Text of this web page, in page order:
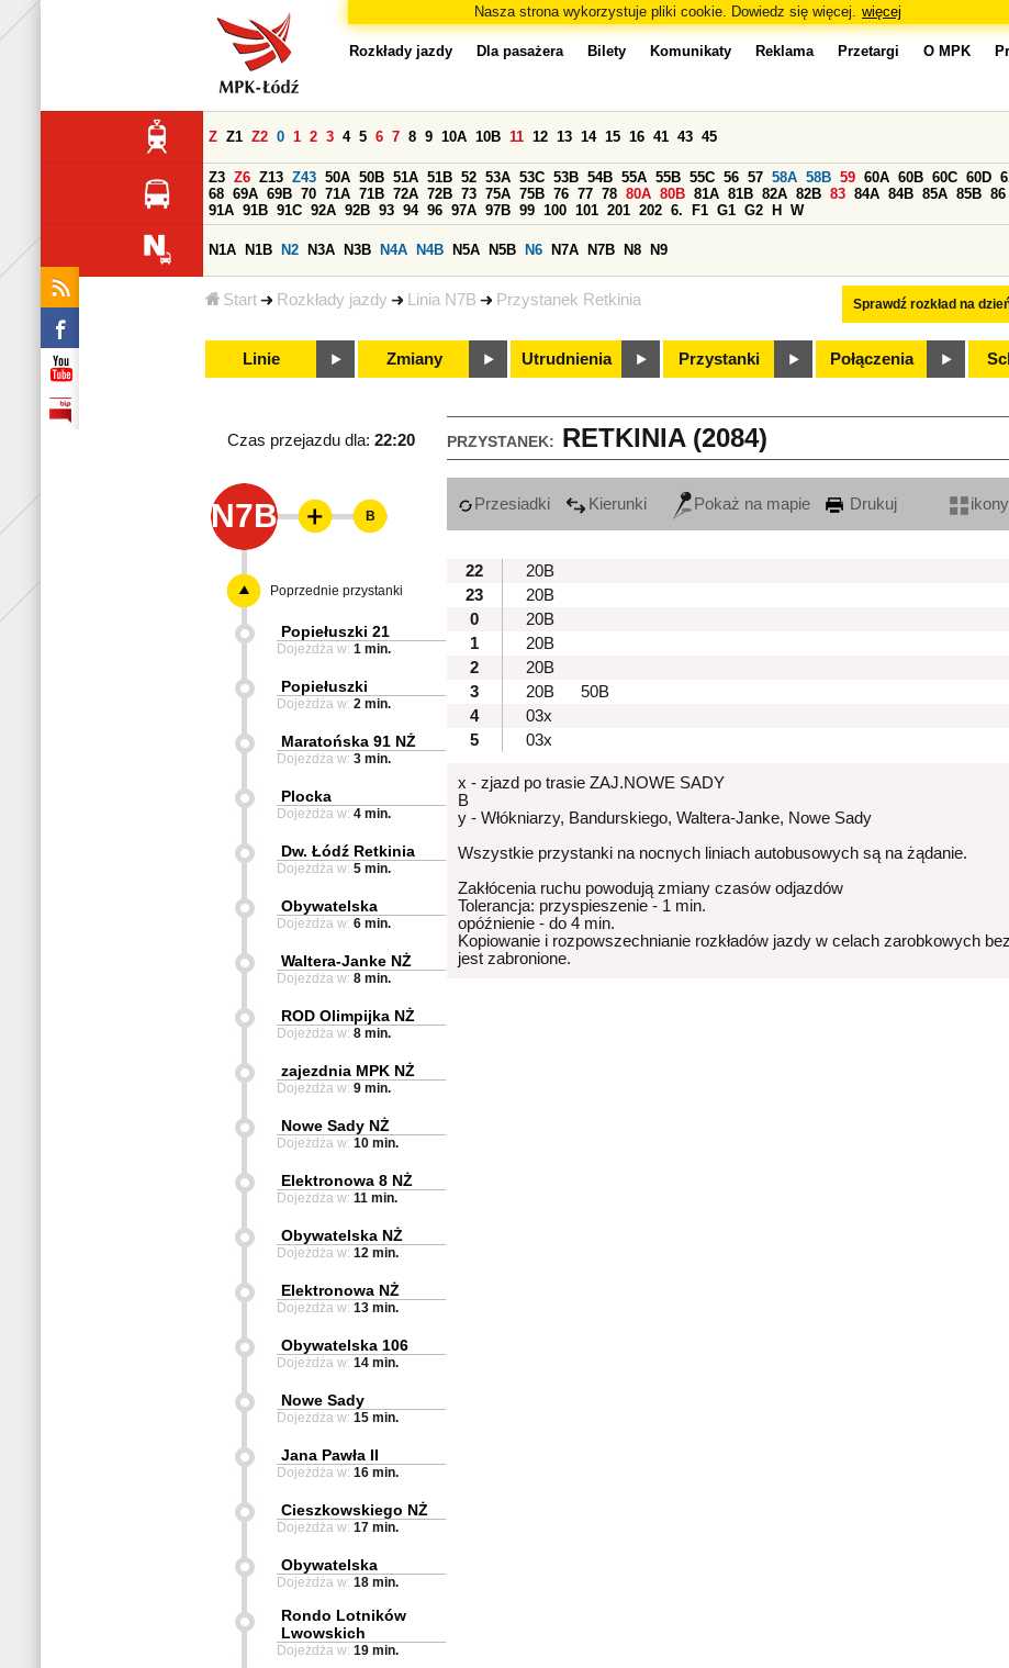
Nasza strona wykorzystuje pliki cookie. Dowiedz się więcej. więcej
Start Rozkłady jazdy Linia N7B Przystanek Retkinia
Rozkłady jazdy Dla pasażera Bilety Komunikaty Reklama Przetargi O MPK
Sprawdź rozkład na
Z Z1 Z2 0 1 2 3 4 5 6 7 8 9 10A 10B 11 12 13 14 15 16 41 43 45
Z3 Z6 Z13 Z43 50A 50B 51A 51B 52 53A 53C 53B 54B 55A 55B 55C 56 57 58A 58B 59 60A 60B 60C 60D
68 69A 69B 70 71A 71B 72A 72B 73 75A 75B 76 77 78 80A 80B 81A 81B 82A 82B 83 84A 84B 85A 85B 86
91A 91B 91C 92A 92B 93 94 96 97A 97B 99 100 101 201 202 6. F1 G1 G2 H W
N1A N1B N2 N3A N3B N4A N4B N5A N5B N6 N7A N7B N8 N9
Linie Zmiany Utrudnienia Przystanki Połączenia
PRZYSTANEK: RETKINIA (2084)
Czas przejazdu dla: 22:20
N7B Przesiadki Kierunki Pokaż na mapie Drukuj ikony
22
20B
23
20B
0
20B
1
20B
2
20B
3
20B
50B
4
03x
5
03x
x - zjazd po trasie ZAJ.NOWE SADY
B
y - Włókniarzy, Bandurskiego, Waltera-Janke, Nowe Sady
Wszystkie przystanki na nocnych liniach autobusowych są na żądanie.
Zakłócenia ruchu powodują zmiany czasów odjazdów
Tolerancja: przyspieszenie - 1 min.
opóźnienie - do 4 min.
Kopiowanie i rozpowszechnianie rozkładów jazdy w celach zarobkowych
jest zabronione.
B
Poprzednie przystanki
Popiełuszki 21
Dojeżdża w: 1 min.
Popiełuszki
Dojeżdża w: 2 min.
Maratońska 91 NŻ
Dojeżdża w: 3 min.
Plocka
Dojeżdża w: 4 min.
Dw. Łódź Retkinia
Dojeżdża w: 5 min.
Obywatelska
Dojeżdża w: 6 min.
Waltera-Janke NŻ
Dojeżdża w: 8 min.
ROD Olimpijka NŻ
Dojeżdża w: 8 min.
zajezdnia MPK NŻ
Dojeżdża w: 9 min.
Nowe Sady NŻ
Dojeżdża w: 10 min.
Elektronowa 8 NŻ
Dojeżdża w: 11 min.
Obywatelska NŻ
Dojeżdża w: 12 min.
Elektronowa NŻ
Dojeżdża w: 13 min.
Obywatelska 106
Dojeżdża w: 14 min.
Nowe Sady
Dojeżdża w: 15 min.
Jana Pawła II
Dojeżdża w: 16 min.
Cieszkowskiego NŻ
Dojeżdża w: 17 min.
Obywatelska
Dojeżdża w: 18 min.
Rondo Lotników
Lwowskich
Dojeżdża w: 19 min.